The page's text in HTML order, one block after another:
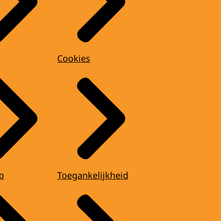
Cookies
Toegankelijkheid